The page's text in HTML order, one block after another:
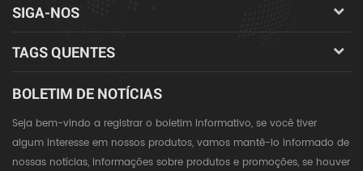
SIGA-NOS
TAGS QUENTES
BOLETIM DE NOTÍCIAS
Seja bem-vindo a registrar o boletim informativo, se você tiver
algum interesse em nossos produtos, vamos mantê-lo informado de
nossas notícias, informações sobre produtos e promoções, se houver